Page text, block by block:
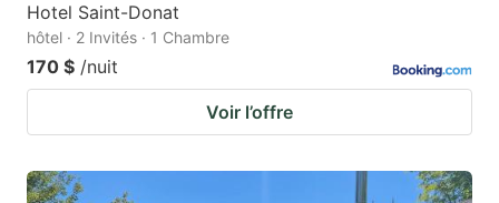
Hotel Saint-Donat
hôtel · 2 Invités · 1 Chambre
170 $ /nuit
Voir l’offre